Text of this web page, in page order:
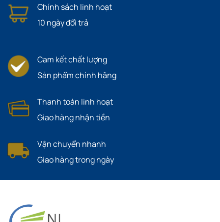
Chính sách linh hoạt
10 ngày đổi trả
Cam kết chất lượng
Sản phẩm chính hãng
Thanh toán linh hoạt
Giao hàng nhận tiền
Vận chuyển nhanh
Giao hàng trong ngày